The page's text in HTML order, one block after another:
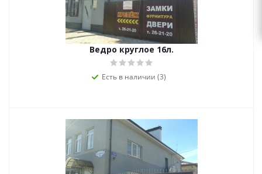
Ведро круглое 16л.
Есть в наличии (3)